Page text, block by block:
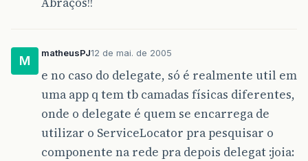
M
matheusPJ12 de mai. de 2005
e no caso do delegate, só é realmente util em
uma app q tem tb camadas físicas diferentes,
onde o delegate é quem se encarrega de
utilizar o ServiceLocator pra pesquisar o
componente na rede pra depois delegat :joia: